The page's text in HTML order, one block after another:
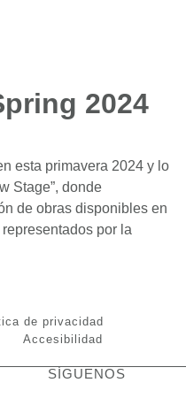
2024
esta primavera 2024 y lo
Stage”, donde
de obras disponibles en
por la
de privacidad
Accesibilidad
SÍGUENOS